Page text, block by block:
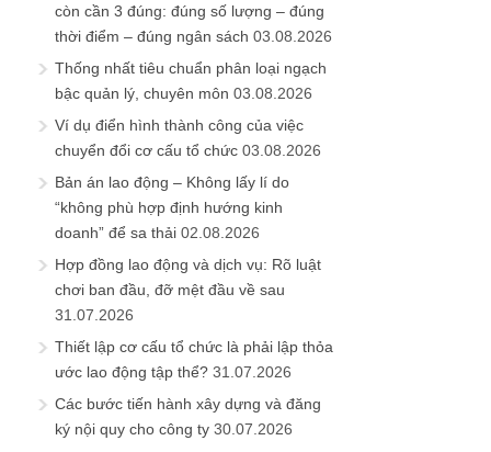
còn cần 3 đúng: đúng số lượng – đúng
thời điểm – đúng ngân sách 03.08.2026
Thống nhất tiêu chuẩn phân loại ngạch
bậc quản lý, chuyên môn 03.08.2026
Ví dụ điển hình thành công của việc
chuyển đổi cơ cấu tổ chức 03.08.2026
Bản án lao động – Không lấy lí do
“không phù hợp định hướng kinh
doanh” để sa thải 02.08.2026
Hợp đồng lao động và dịch vụ: Rõ luật
chơi ban đầu, đỡ mệt đầu về sau
31.07.2026
Thiết lập cơ cấu tổ chức là phải lập thỏa
ước lao động tập thể? 31.07.2026
Các bước tiến hành xây dựng và đăng
ký nội quy cho công ty 30.07.2026